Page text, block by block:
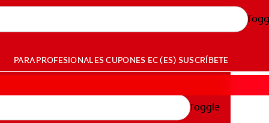
PARA PROFESIONALESCUPONES EC (ES) SUSCRÍBETE
Toggle